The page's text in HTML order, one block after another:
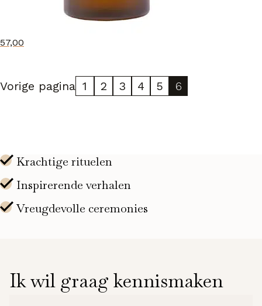
Vorige pagina 1 2 3 4 5 6
Ik wil graag kennismaken